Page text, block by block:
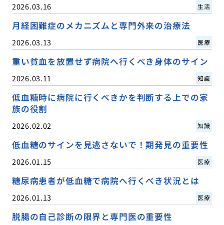
2026.03.16 生活
月経困難症のメカニズムと専門外来の治療法
2026.03.13 医療
重い貧血を放置せず病院へ行くべき身体のサイン
2026.03.11 知識
低血糖時に病院に行くべきかを判断する上での家
族の役割
2026.02.02 知識
低血糖のサインを見逃さないで！期発見の重要性
2026.01.15 医療
糖尿病患者が低血糖で病院へ行くべき状況とは
2026.01.13 医療
脱腸の自己診断の限界と専門医の重要性